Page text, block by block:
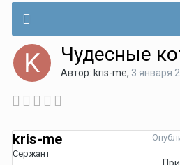
Чудесные
Автор: kris-me, 3 января
kris-me
Сержант